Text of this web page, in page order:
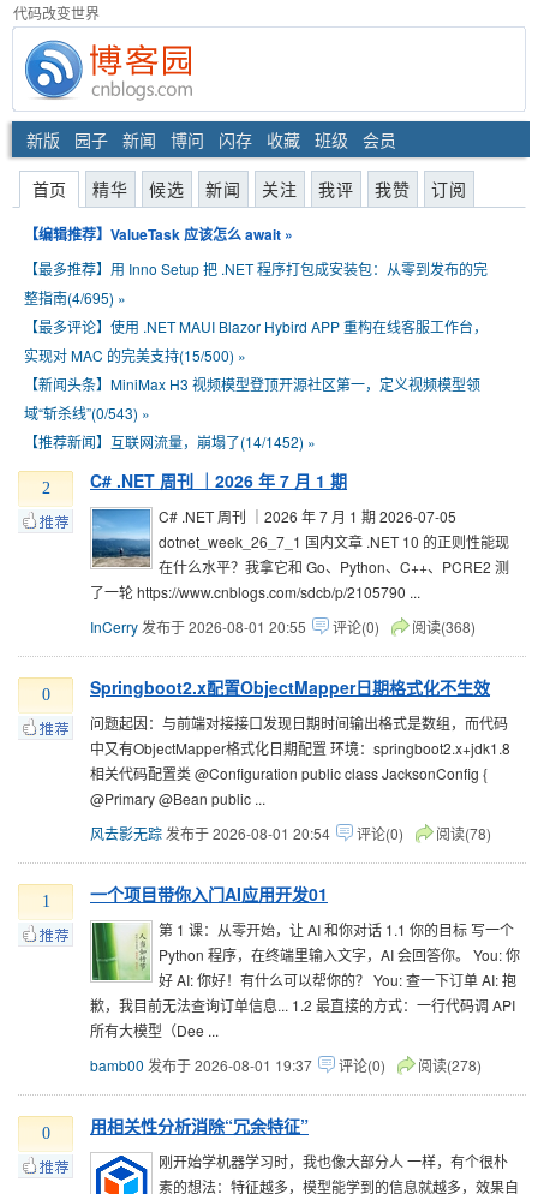
代码改变世界
新版 园子 新闻 博问 闪存 收藏 班级 会员
首页 精华 候选 新闻 关注 我评 我赞 订阅
【编辑推荐】 ValueTask 应该怎么 await »
【最多推荐】 用 Inno Setup 把 .NET 程序打包成安装包：从零到发布的完
整指南(4/695) »
【最多评论】 使用 .NET MAUI Blazor Hybird APP 重构在线客服工作台，
实现对 MAC 的完美支持(15/500) »
【新闻头条】 MiniMax H3 视频模型登顶开源社区第一，定义视频模型领
域“斩杀线”(0/543) »
【推荐新闻】 互联网流量，崩塌了(14/1452) »
2 C# .NET 周刊 ｜2026 年 7 月 1 期
C# .NET 周刊 ｜2026 年 7 月 1 期 2026-07-05
dotnet_week_26_7_1 国内文章 .NET 10 的正则性能现
在什么水平？我拿它和 Go、Python、C++、PCRE2 测
了一轮 https://www.cnblogs.com/sdcb/p/2105790 ...
InCerry 发布于 2026-08-01 20:55 评论(0) 阅读(368)
0 Springboot2.x配置ObjectMapper日期格式化不生效
问题起因：与前端对接接口发现日期时间输出格式是数组，而代码
中又有ObjectMapper格式化日期配置 环境：springboot2.x+jdk1.8
相关代码配置类 @Configuration public class JacksonConfig {
@Primary @Bean public ...
风去影无踪 发布于 2026-08-01 20:54 评论(0) 阅读(78)
1 一个项目带你入门AI应用开发01
第 1 课：从零开始，让 AI 和你对话 1.1 你的目标 写一个
Python 程序，在终端里输入文字，AI 会回答你。 You: 你
好 AI: 你好！有什么可以帮你的？ You: 查一下订单 AI: 抱
歉，我目前无法查询订单信息... 1.2 最直接的方式：一行代码调 API
所有大模型（Dee ...
bamb00 发布于 2026-08-01 19:37 评论(0) 阅读(278)
0 用相关性分析消除“冗余特征”
刚开始学机器学习时，我也像大部分人 一样，有个很朴
素的想法：特征越多，模型能学到的信息就越多，效果自